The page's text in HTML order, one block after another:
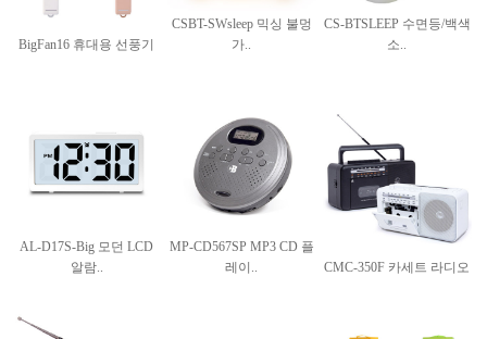
BigFan16 휴대용 선풍기
CSBT-SWsleep 믹싱 불멍
가..
CS-BTSLEEP 수면등/백색
소..
AL-D17S-Big 모던 LCD
알람..
MP-CD567SP MP3 CD 플
레이..
CMC-350F 카세트 라디오